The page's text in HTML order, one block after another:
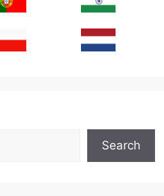
Search